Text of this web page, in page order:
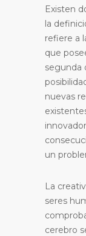
Existen
la
refiere a
que
segunda
nuevas
un
La
seres
cerebro